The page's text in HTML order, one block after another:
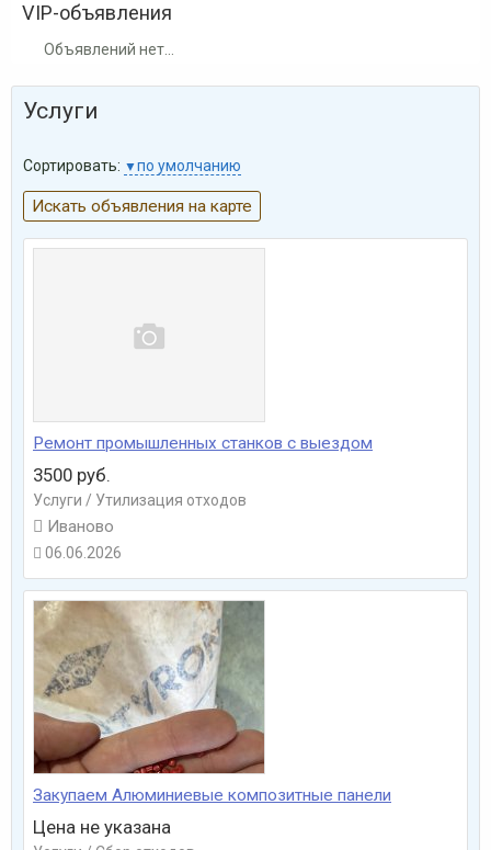
VIP-объявления
Объявлений нет...
Услуги
Сортировать: по умолчанию
Искать объявления на карте
Ремонт промышленных станков с выездом
3500 руб.
Услуги / Утилизация отходов
 Иваново
 06.06.2026
Закупаем Алюминиевые композитные панели
Цена не указана